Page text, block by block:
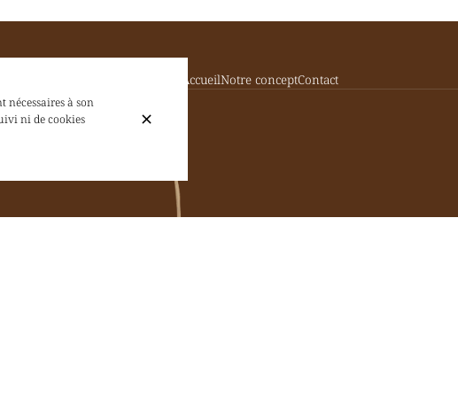
AccueilNotre conceptContact
nécessaires à son
ni de cookies